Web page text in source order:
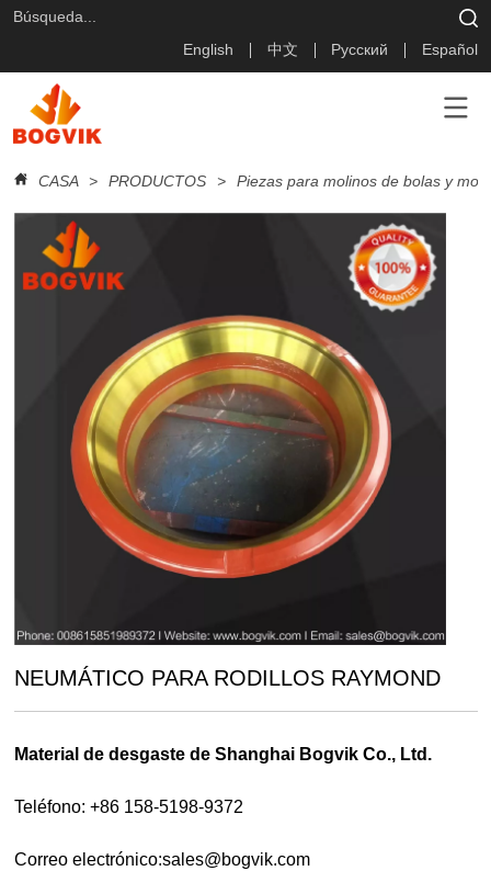
English 中文 Русский Español
CASA > PRODUCTOS > Piezas para molinos de bolas y
NEUMÁTICO PARA RODILLOS RAYMOND
Material de desgaste de Shanghai Bogvik Co., Ltd.
Teléfono: +86 158-5198-9372
Correo electrónico:sales@bogvik.com